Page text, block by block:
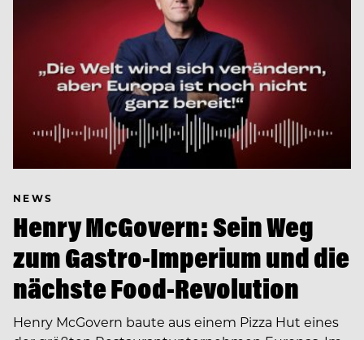
NEWS
Henry McGovern: Sein Weg
zum Gastro-Imperium und die
nächste Food-Revolution
Henry McGovern baute aus einem Pizza Hut eines